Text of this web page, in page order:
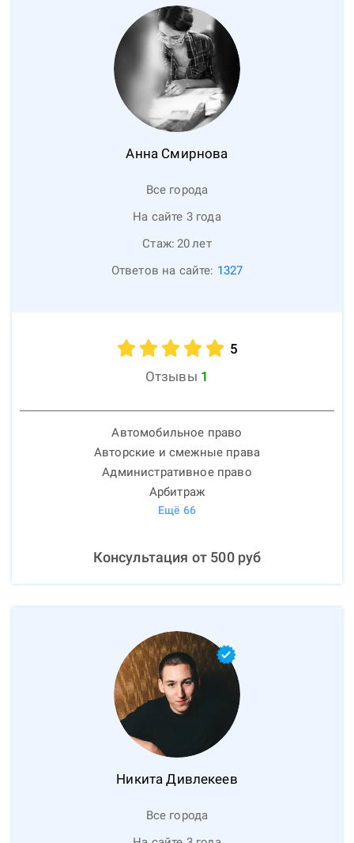
Анна Смирнова
Все города
На сайте 3 года
Стаж: 20лет
Ответов на сайте: 1327
5
Отзывы 1
Автомобильное право
Авторские и смежные права
Административное право
Арбитраж
Ещё 66
Консультация от 500руб
Никита Дивлекеев
Все города